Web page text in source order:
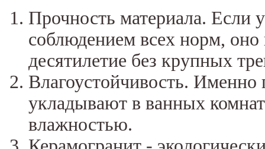
Прочность материала. Если
соблюдением всех норм,
десятилетие без крупных
Влагоустойчивость. Именно
укладывают в ванных
влажностью.